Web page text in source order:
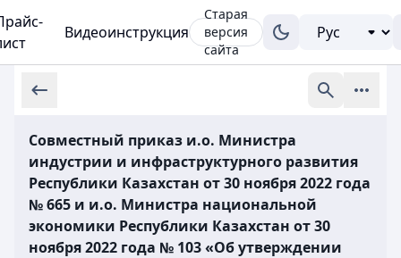
Видеоинструкция
Старая
версия
сайта
Совместный приказ и.о. Министра
индустрии и инфраструктурного развития
Республики Казахстан от 30 ноября 2022 года
№ 665 и и.о. Министра национальной
экономики Республики Казахстан от 30
ноября 2022 года № 103 «Об утверждении